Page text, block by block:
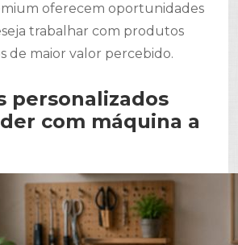
oferecem oportunidades
trabalhar com produtos
de maior valor percebido.
personalizados
com máquina a